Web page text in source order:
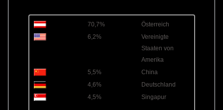
70,7%
Österreich
6,2%
Vereinigte
Staaten von
Amerika
5,5%
China
4,6%
Deutschland
4,5%
Singapur